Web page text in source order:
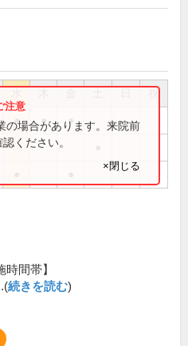
祝
● ● ●
の場合があります。来院前
ください。
×閉じる
時間帯】
続きを読む)